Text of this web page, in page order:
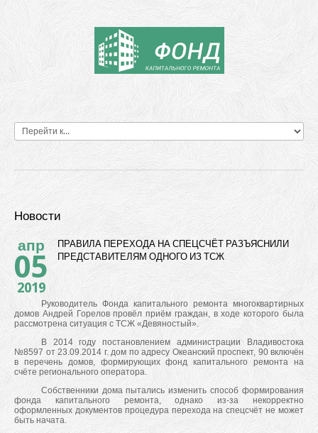
Новости
апр
05
2019
ПРАВИЛА ПЕРЕХОДА НА СПЕЦСЧЁТ РАЗЪЯСНИЛИ
ПРЕДСТАВИТЕЛЯМ ОДНОГО ИЗ ТСЖ
Руководитель Фонда капитального ремонта многоквартирных
домов Андрей Горелов провёл приём граждан, в ходе которого была
рассмотрена ситуация с ТСЖ «Девяностый».
В 2014 году постановлением администрации Владивостока
№8597 от 23.09.2014 г. дом по адресу Океанский проспект, 90 включён
в перечень домов, формирующих фонд капитального ремонта на
счёте регионального оператора.
Собственники дома пытались изменить способ формирования
фонда капитального ремонта, однако из-за некорректно
оформленных документов процедура перехода на спецсчёт не может
быть начата.